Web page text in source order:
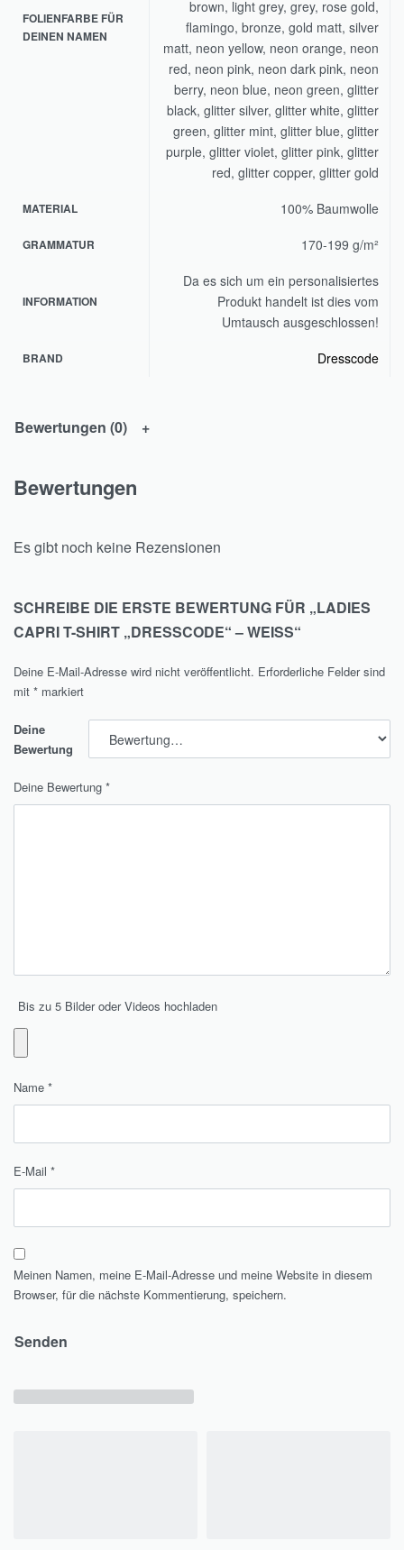
FOLIENFARBE FÜR
DEINEN NAMEN
brown, light grey, grey, rose gold,
flamingo, bronze, gold matt, silver
matt, neon yellow, neon orange, neon
red, neon pink, neon dark pink, neon
berry, neon blue, neon green, glitter
black, glitter silver, glitter white, glitter
green, glitter mint, glitter blue, glitter
purple, glitter violet, glitter pink, glitter
red, glitter copper, glitter gold
MATERIAL 100% Baumwolle
GRAMMATUR 170-199 g/m²
INFORMATION
Da es sich um ein personalisiertes
Produkt handelt ist dies vom
Umtausch ausgeschlossen!
BRAND Dresscode
Bewertungen (0)
Bewertungen
Es gibt noch keine Rezensionen
SCHREIBE DIE ERSTE BEWERTUNG FÜR „LADIES
CAPRI T-SHIRT „DRESSCODE“ – WEISS“
Deine E-Mail-Adresse wird nicht veröffentlicht. Erforderliche Felder sind
mit * markiert
Deine
Bewertung
Deine Bewertung *
Bis zu 5 Bilder oder Videos hochladen
Name *
E-Mail *
Meinen Namen, meine E-Mail-Adresse und meine Website in diesem
Browser, für die nächste Kommentierung, speichern.